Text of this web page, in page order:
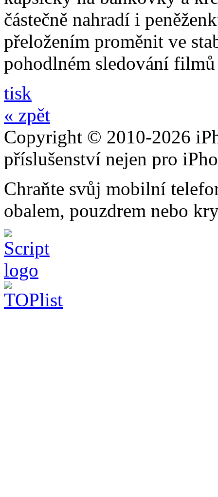
částečně nahradí i
přeložením proměnit ve
pohodlném sledování
tisk
« zpět
Copyright © 2010-2026
příslušenství nejen pro
Chraňte svůj mobilní
obalem, pouzdrem nebo